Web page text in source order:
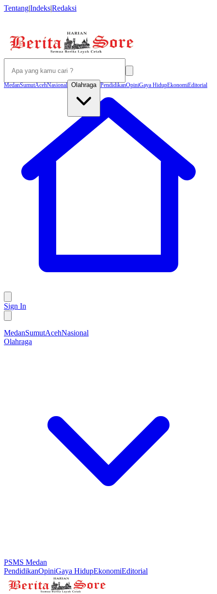
Tentang|Indeks|Redaksi
MedanSumutAcehNasional Olahraga PendidikanOpiniGaya HidupEkonomiEditorial
Sign In
MedanSumutAcehNasional
Olahraga
PSMS Medan
PendidikanOpiniGaya HidupEkonomiEditorial